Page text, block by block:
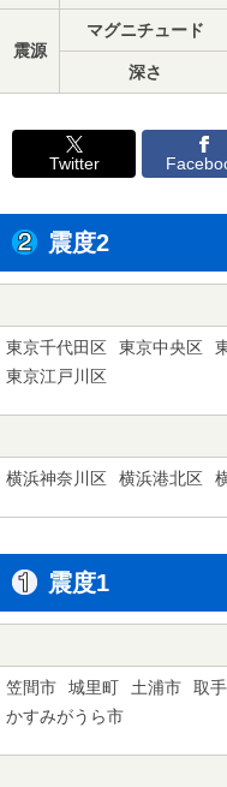
震源
マグニチュード
深さ
Twitter
震度2
東京千代田区 東京中央区
東京江戸川区
横浜神奈川区 横浜港北区
震度1
笠間市 城里町 土浦市 取
かすみがうら市